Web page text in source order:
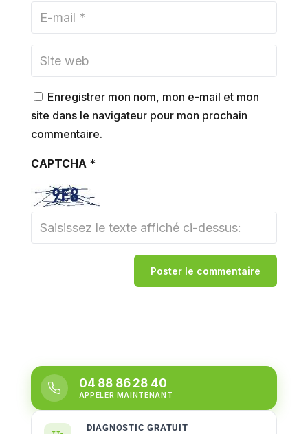
Enregistrer mon nom, mon e-mail et mon
site dans le navigateur pour mon prochain
commentaire.
CAPTCHA *
04 88 86 28 40
APPELER MAINTENANT
DIAGNOSTIC GRATUIT